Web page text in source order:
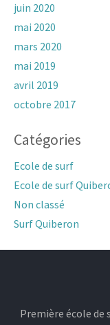
juin 2020
mai 2020
mars 2020
mai 2019
avril 2019
octobre 2017
Catégories
Ecole de surf
Ecole de surf
Non classé
Surf Quiberon
Première école de